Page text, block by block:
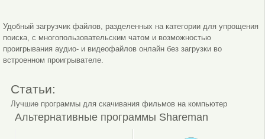
Интерфейс программы
Удобный загрузчик файлов, разделенных на категории для упрощения
поиска, с многопользовательским чатом и возможностью
проигрывания аудио- и видеофайлов онлайн без загрузки во
встроенном проигрывателе.
Статьи:
Лучшие программы для скачивания фильмов на компьютер
Альтернативные программы Shareman